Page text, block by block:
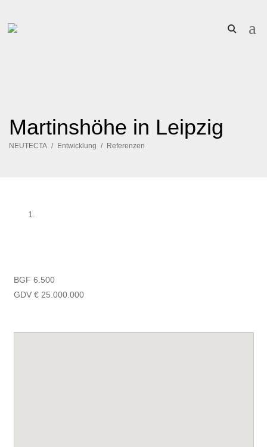
Martinshöhe in Leipzig
NEUTECTA Entwicklung Referenzen
BGF 6.500
GDV € 25.000.000